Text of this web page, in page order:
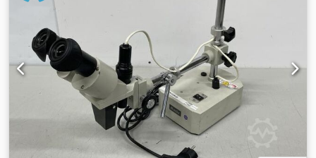
platziert werden. Er wird häufig in der
biowissenschaftlichen Forschung, in klinischen Laboren
und in der Arzneimittelentwicklung zur quantitativen
Analyse von Proben eingesetzt. Typische Einsatzgebiete:
Labore verwenden diesen Mikroplatten-Reader, um: •
DNA/RNA- oder Proteinkonzentrationen zu quantifizieren •
Immunoassays wie ELISA durchzuführen • Wirkstoff-
Screenings durchzuführen • Fluoreszenz- oder
Lumineszenzsignale aus Reporter-Gen-Assays auszulesen •
Zellviabilität oder Enzymaktivität zu überwachen